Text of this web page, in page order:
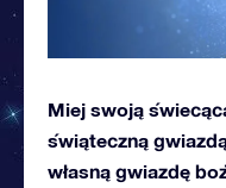
Miej swoją
świąteczną
własną gwiazdę